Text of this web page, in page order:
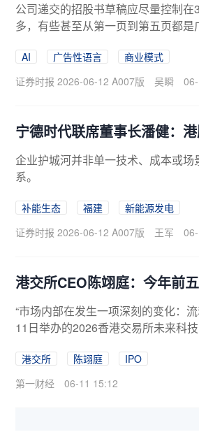
公司递交的招股书草稿应尽量控制
多，有些甚至从第一页到第五页都是
AI 广告性语言
商业模式
证券时报 2026-06-12 A007版
吴瞬
宁德时代联席董事长潘健：
企业护城河并非单一技术、成本或
系。
补能生态 福建
新能源发电
证券时报 2026-06-12 A007版
王军
港交所CEO陈翊庭：今年前
“市场内部在发生一项深刻的变化：
11日举办的2026香港交易所未来科
港交所 陈翊庭
IPO
第一财经
06-11 15:12